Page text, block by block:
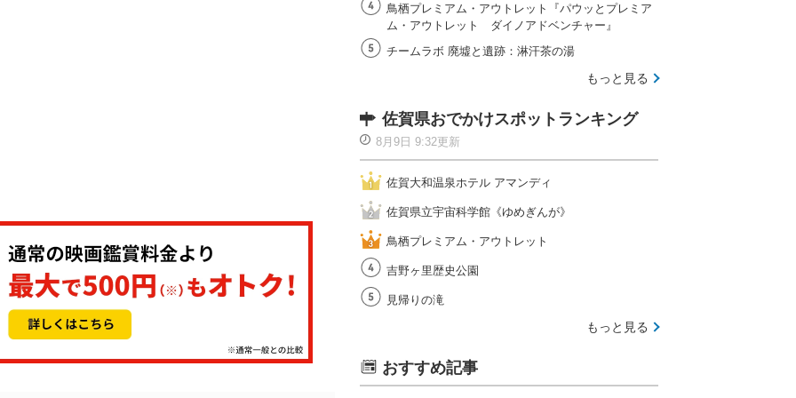
鳥栖プレミアム・アウトレット『パウッとプレミア
ム・アウトレット ダイノアドベンチャー』
チームラボ 廃墟と遺跡：淋汗茶の湯
もっと見る
佐賀県おでかけスポットランキング
8月9日 9:32更新
佐賀大和温泉ホテル アマンディ
佐賀県立宇宙科学館《ゆめぎんが》
鳥栖プレミアム・アウトレット
吉野ヶ里歴史公園
見帰りの滝
もっと見る
おすすめ記事